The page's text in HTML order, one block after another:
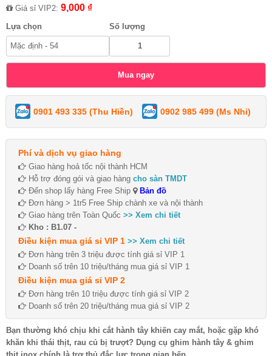
Giá sỉ VIP2: 9,000 ₫
Lựa chọn Số lượng
0901 493 335 (Thu Hiền) 0902 985 499 (Ms Nhi)
Phí và dịch vụ giao hàng
Giao hàng hoả tốc nội thành HCM
Hỗ trợ đóng gói và giao hàng cho sàn TMDT
Đến shop lấy hàng Free Ship
Bản đồ
Đơn hàng > 1tr5 Free Ship chành xe và nội thành
Giao hàng trên Toàn Quốc >> Xem chi tiết
Kho : B1.07 -
Điều kiện mua giá sỉ VIP 1 >> Xem chi tiết
Đơn hàng trên 3 triệu được tính giá sỉ VIP 1
Doanh số trên 10 triệu/tháng mua giá sỉ VIP 1
Điều kiện mua giá sỉ VIP 2
Đơn hàng trên 10 triệu được tính giá sỉ VIP 2
Doanh số trên 20 triệu/tháng mua giá sỉ VIP 2
Bạn thường khó chịu khi cắt hành tây khiến cay mắt, hoặc gặp khó
khăn khi thái thịt, rau củ bị trượt? Dụng cụ ghim hành tây & ghim